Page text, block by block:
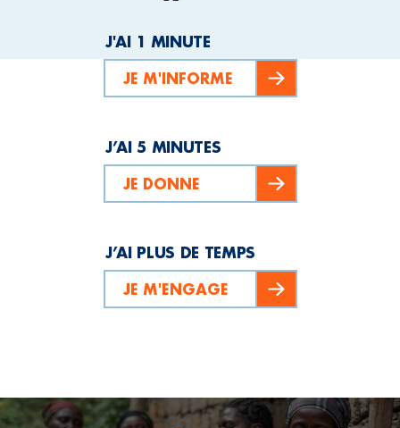
J'AI 1 MINUTE
JE M'INFORME
J’AI 5 MINUTES
JE DONNE
J’AI PLUS DE TEMPS
JE M'ENGAGE